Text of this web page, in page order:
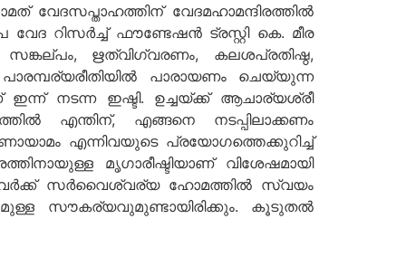
വേദസപ്താഹത്തിന് വേദമഹാമന്ദിരത്തില്‍
റിസര്‍ച്ച് ഫൗണ്ടേഷന്‍ ട്രസ്റ്റി കെ. മീര
ഋത്വിഗ്വരണം, കലശപ്രതിഷ്ഠ,
പാരായണം ചെയ്യുന്ന
നടന്ന ഇഷ്ടി. ഉച്ചയ്ക്ക് ആചാര്യശ്രീ
എന്തിന്, എങ്ങനെ നടപ്പിലാക്കണം
എന്നിവയുടെ പ്രയോഗത്തെക്കുറിച്ച്
മൃഗാരീഷ്ടിയാണ് വിശേഷമായി
സര്‍വൈശ്വര്യ ഹോമത്തില്‍ സ്വയം
സൗകര്യവുമുണ്ടായിരിക്കും. കൂടുതല്‍